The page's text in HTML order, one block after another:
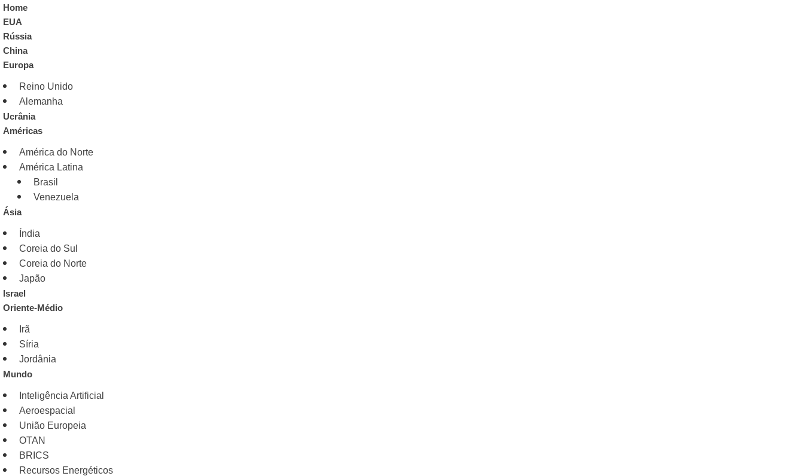
Home
EUA
Rússia
China
Europa
Reino Unido
Alemanha
Ucrânia
Américas
América do Norte
América Latina
Brasil
Venezuela
Ásia
Índia
Coreia do Sul
Coreia do Norte
Japão
Israel
Oriente-Médio
Irã
Síria
Jordânia
Mundo
Inteligência Artificial
Aeroespacial
União Europeia
OTAN
BRICS
Recursos Energéticos